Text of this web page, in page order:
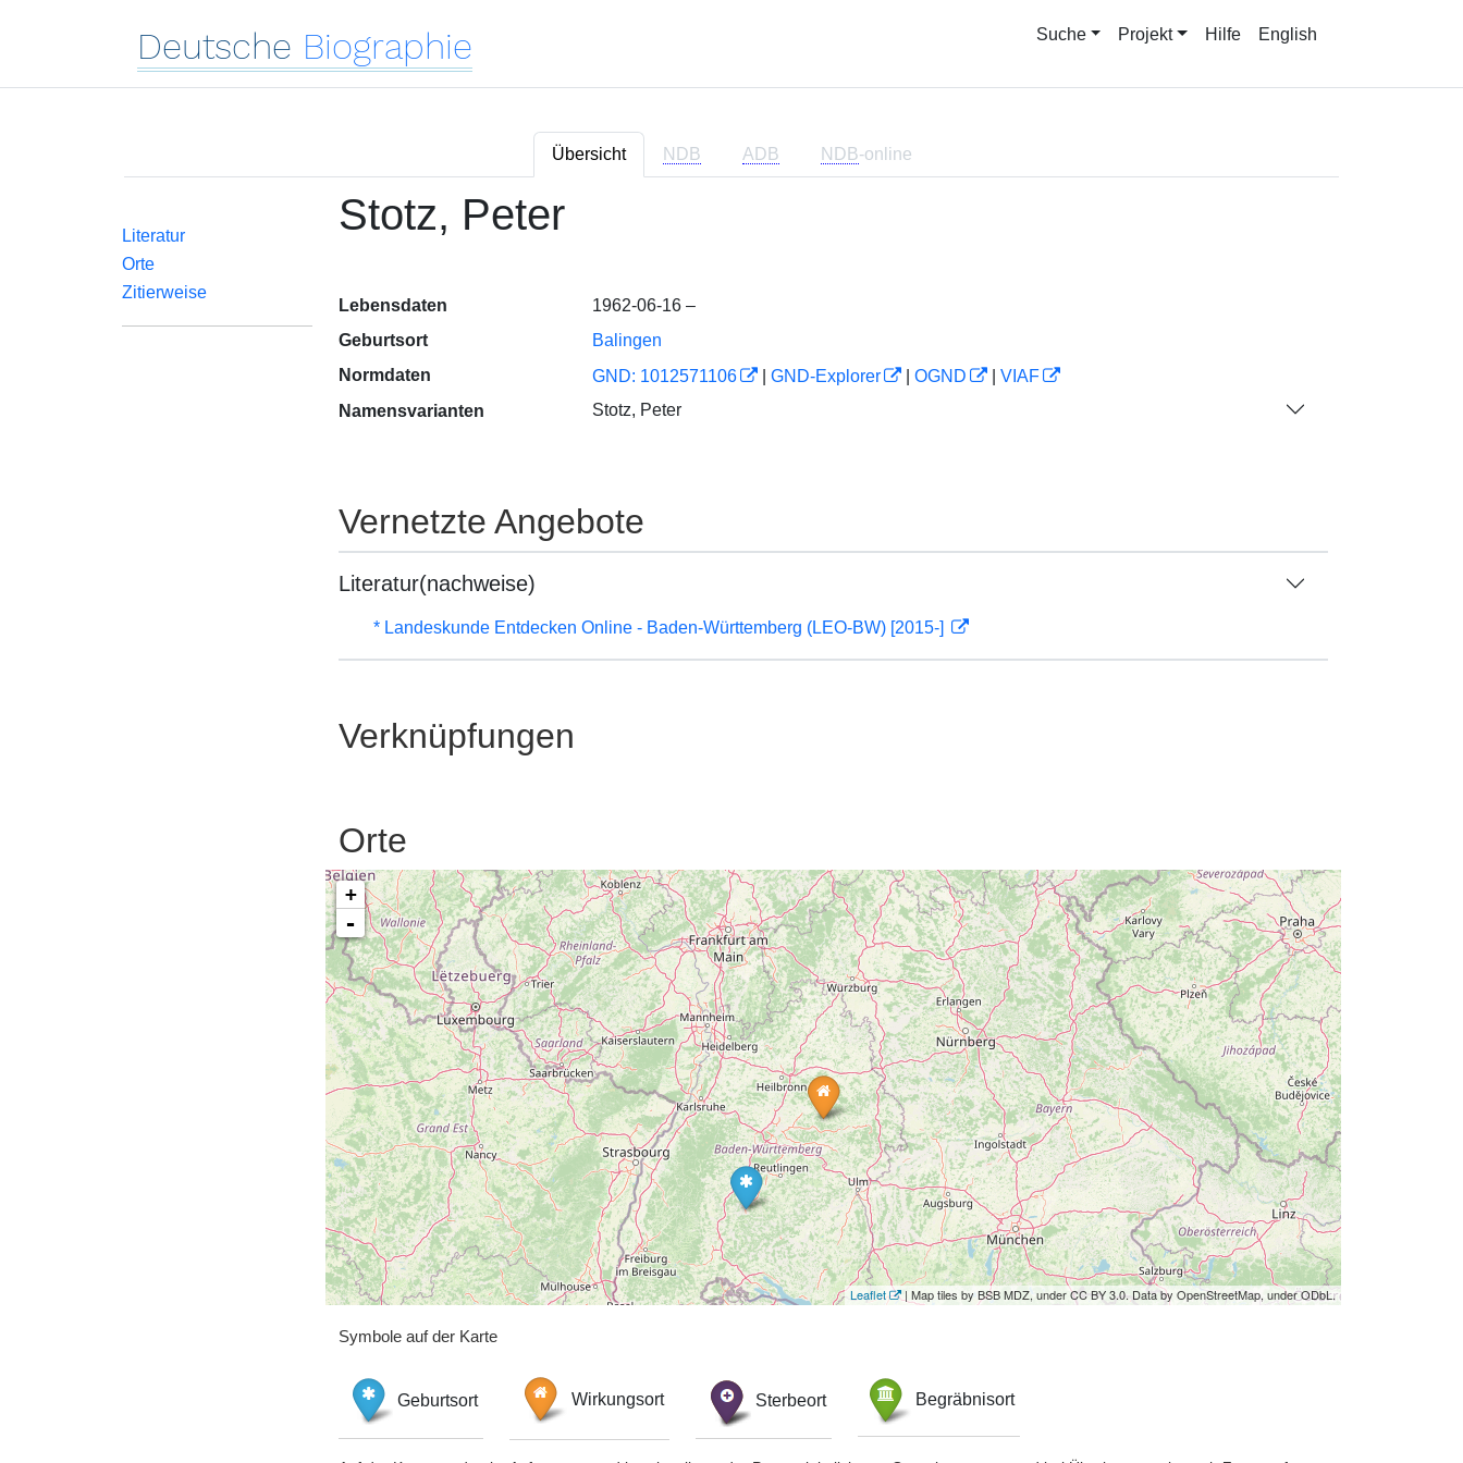
Deutsche Biographie Suche Projekt Hilfe English
Übersicht NDB ADB NDB-online
Literatur
Orte
Zitierweise
Stotz, Peter
Lebensdaten
1962-06-16 –
Geburtsort
Balingen
Normdaten
GND: 1012571106 GND-Explorer OGND
VIAF
Namensvarianten
Stotz, Peter
Vernetzte Angebote
Literatur(nachweise)
* Landeskunde Entdecken Online - Baden-Württemberg (LEO-BW) [2015-]
Verknüpfungen
Orte
+
-
Leaflet | Map tiles by BSB MDZ, under CC BY 3.0. Data by OpenStreetMap, under ODbL.
Symbole auf der Karte
Geburtsort Wirkungsort Sterbeort Begräbnisort